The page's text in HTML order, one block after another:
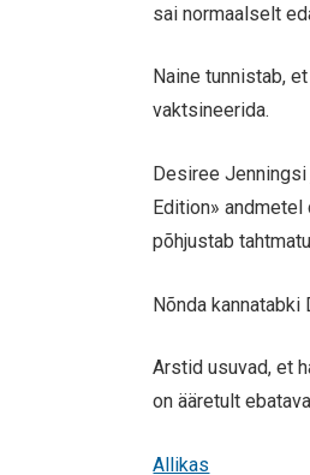
sai normaalselt
Naine tunnistab,
vaktsineerida.
Desiree Jenningsi
Edition»
põhjustab
Nõnda
Arstid usuvad, et
on ääretult
Allikas